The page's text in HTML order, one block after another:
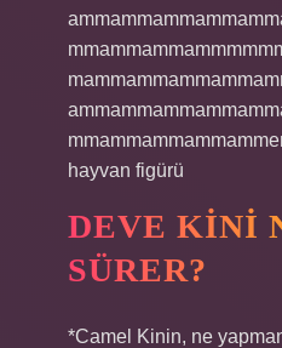
hayvan figürü
DEVE KINI
SÜRER?
*Camel Kinin, ne